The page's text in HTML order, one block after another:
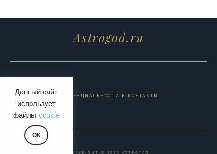
Данный сайт
использует
файлы cookie
ОК
Astrogod.ru
ПОЛИТИКА КОНФИДЕНЦИАЛЬНОСТИ И КОНТАКТЫ
COPYRIGHT © 2026 АСТРОГОД